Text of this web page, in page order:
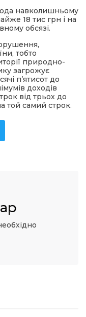
навколишньому
18 тис грн і на
обсязі.
тобто
природно-
загрожує
п’ятисот до
доходів
від трьох до
той самий строк.